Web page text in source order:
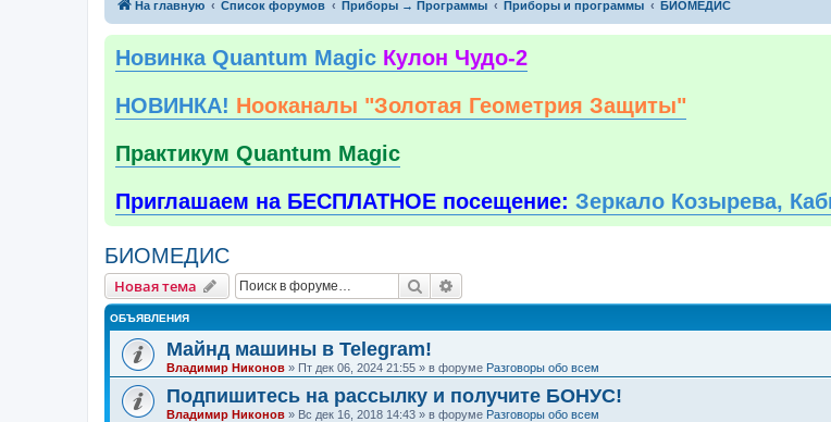
На главную Список форумов Приборы → Программы Приборы и программы БИОМЕДИС
Новинка Quantum Magic Кулон Чудо-2
НОВИНКА! Нооканалы "Золотая Геометрия Защиты"
Практикум Quantum Magic
Приглашаем на БЕСПЛАТНОЕ посещение: Зеркало Козырева,
БИОМЕДИС
Новая тема Поиск
ОБЪЯВЛЕНИЯ
Майнд машины в Telegram!
Владимир Никонов » Пт дек 06, 2024 21:55 » в форуме Разговоры обо всем
Подпишитесь на рассылку и получите БОНУС!
Владимир Никонов » Вс дек 16, 2018 14:43 » в форуме Разговоры обо всем